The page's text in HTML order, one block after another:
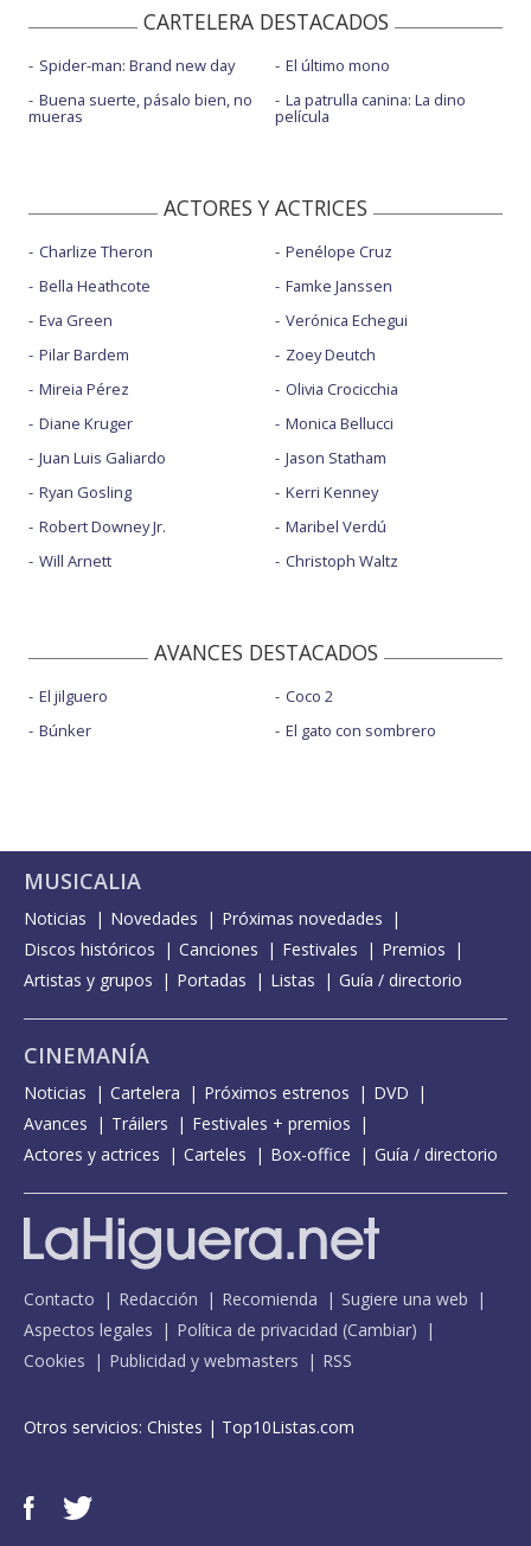
CARTELERA DESTACADOS
Spider-man: Brand new day
Buena suerte, pásalo bien, no
mueras
El último mono
La patrulla canina: La dino
película
ACTORES Y ACTRICES
Charlize Theron
Bella Heathcote
Eva Green
Pilar Bardem
Mireia Pérez
Diane Kruger
Juan Luis Galiardo
Ryan Gosling
Robert Downey Jr.
Will Arnett
Penélope Cruz
Famke Janssen
Verónica Echegui
Zoey Deutch
Olivia Crocicchia
Monica Bellucci
Jason Statham
Kerri Kenney
Maribel Verdú
Christoph Waltz
AVANCES DESTACADOS
El jilguero
Búnker
Coco 2
El gato con sombrero
MUSICALIA
Noticias Novedades
Próximas novedades
Discos históricos
Canciones Festivales
Premios
Artistas y grupos
Portadas Listas Guía / directorio
CINEMANÍA
Noticias Cartelera Próximos estrenos
DVD
Avances
Tráilers
Festivales + premios
Actores y actrices
Carteles Box-office Guía / directorio
Contacto Redacción Recomienda
Sugiere una web
Aspectos legales
Política de privacidad (Cambiar)
Cookies
Publicidad y webmasters RSS
Otros servicios: Chistes | Top10Listas.com